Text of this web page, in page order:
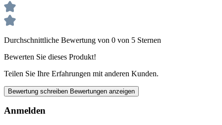
Durchschnittliche Bewertung von 0 von 5 Sternen
Bewerten Sie dieses Produkt!
Teilen Sie Ihre Erfahrungen mit anderen Kunden.
Bewertung schreiben Bewertungen anzeigen
Anmelden